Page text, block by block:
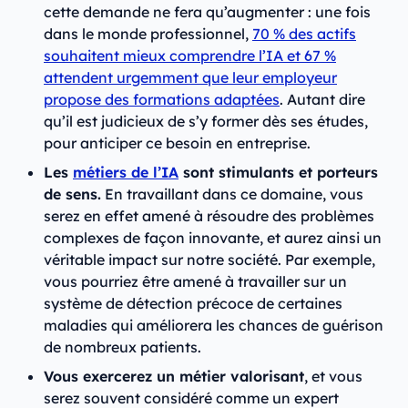
cette demande ne fera qu’augmenter : une fois
dans le monde professionnel, 70 % des actifs
souhaitent mieux comprendre l’IA et 67 %
attendent urgemment que leur employeur
propose des formations adaptées. Autant dire
qu’il est judicieux de s’y former dès ses études,
pour anticiper ce besoin en entreprise.
Les métiers de l’IA sont stimulants et porteurs
de sens. En travaillant dans ce domaine, vous
serez en effet amené à résoudre des problèmes
complexes de façon innovante, et aurez ainsi un
véritable impact sur notre société. Par exemple,
vous pourriez être amené à travailler sur un
système de détection précoce de certaines
maladies qui améliorera les chances de guérison
de nombreux patients.
Vous exercerez un métier valorisant, et vous
serez souvent considéré comme un expert